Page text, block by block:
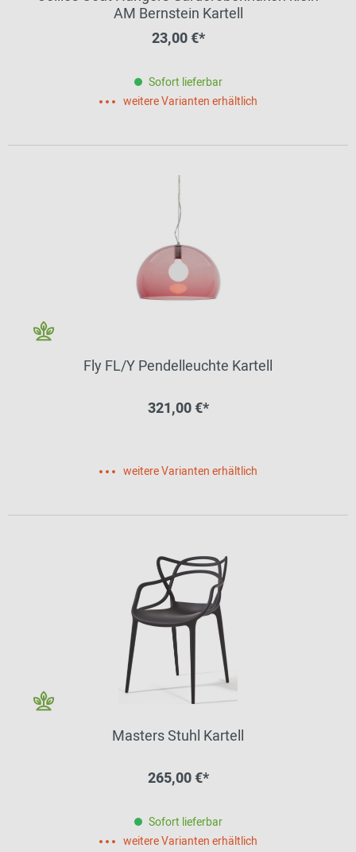
AM Bernstein Kartell
23,00 €*
Sofort lieferbar
weitere Varianten erhältlich
Fly FL/Y Pendelleuchte Kartell
321,00 €*
weitere Varianten erhältlich
Masters Stuhl Kartell
265,00 €*
Sofort lieferbar
weitere Varianten erhältlich